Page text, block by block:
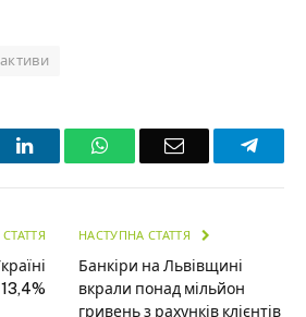
LinkedInWhatsAppEmail
НАСТУПНА СТАТТЯ
Банкіри на Львівщині
вкрали понад мільйон
гривень з рахунків клієнтів